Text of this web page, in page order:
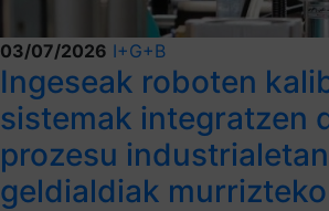
03/07/2026 I+G+B
Ingeseak roboten
sistemak integratzen
prozesu industrialetan
geldialdiak murrizteko